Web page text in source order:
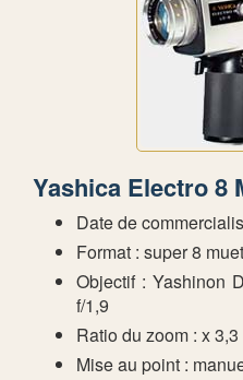
Yashica Electro 8
Date de
Format : super 8 muet
Objectif : Yashinon
f/1,9
Ratio du zoom : x 3,3
Mise au point :